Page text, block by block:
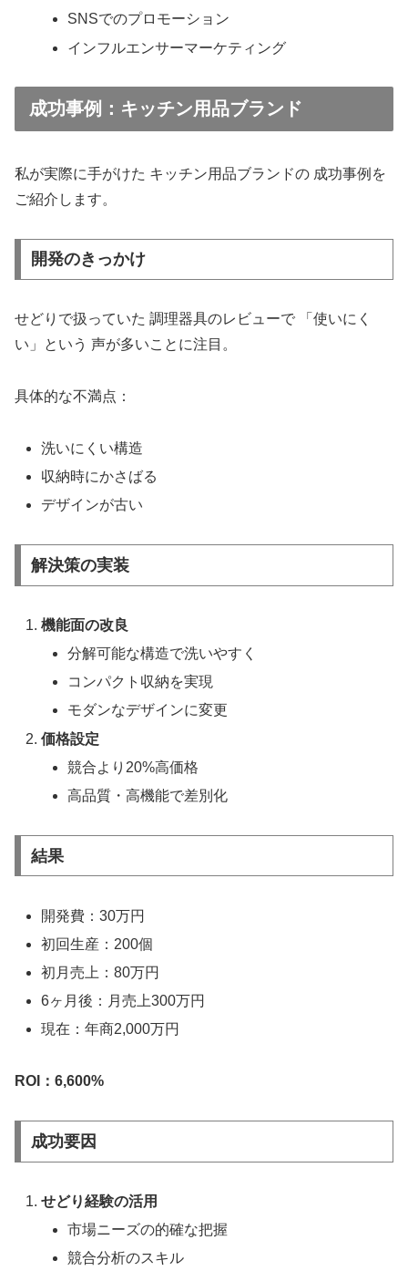
SNSでのプロモーション
インフルエンサーマーケティング
成功事例：キッチン用品ブランド
私が実際に手がけた キッチン用品ブランドの 成功事例を
ご紹介します。
開発のきっかけ
せどりで扱っていた 調理器具のレビューで 「使いにく
い」という 声が多いことに注目。
具体的な不満点：
洗いにくい構造
収納時にかさばる
デザインが古い
解決策の実装
機能面の改良
分解可能な構造で洗いやすく
コンパクト収納を実現
モダンなデザインに変更
価格設定
競合より20%高価格
高品質・高機能で差別化
結果
開発費：30万円
初回生産：200個
初月売上：80万円
6ヶ月後：月売上300万円
現在：年商2,000万円
ROI：6,600%
成功要因
せどり経験の活用
市場ニーズの的確な把握
競合分析のスキル